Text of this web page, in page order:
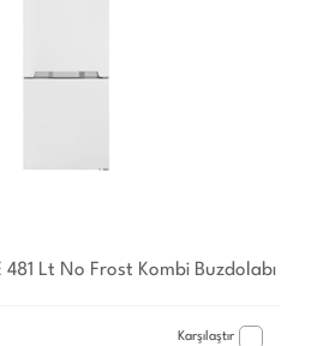
481 Lt No Frost Kombi Buzdolabı
Karşılaştır